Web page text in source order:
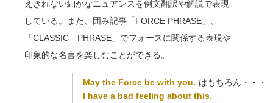
えきれない細かなニュアンスを例文翻訳や解説で表現
している。また、囲み記事「FORCE PHRASE」、
「CLASSIC PHRASE」でフォースに関係する表現や
印象的な名言を楽しむことができる。
May the Force be with you. はもちろん・・・
I have a bad feeling about this.